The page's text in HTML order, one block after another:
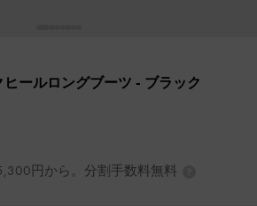
ヒールロングブーツ - ブラック
円から。分割手数料無料